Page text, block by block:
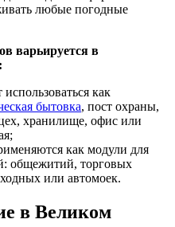
любые погодные
варьируется в
как
бытовка, пост охраны,
хранилище, офис или
как модули для
общежитий, торговых
или автомоек.
в Великом